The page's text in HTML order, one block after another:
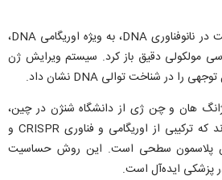
این در حالی است که پیشرفت در نانوفناوری DNA، به ویژه اوریگامی DNA،
مولکولی دقیق باز کرد. سیستم ویرایش ژن
هان و چن ژی از دانشگاه شنژن در چین،
رویکرد نوآورانه‌ای ارائه کرده‌اند که ترکیبی از اوریگامی و فناوری CRISPR و
پلاسمون سطحی است. این روش حساسیت
پزشکی ایده‌آل است.